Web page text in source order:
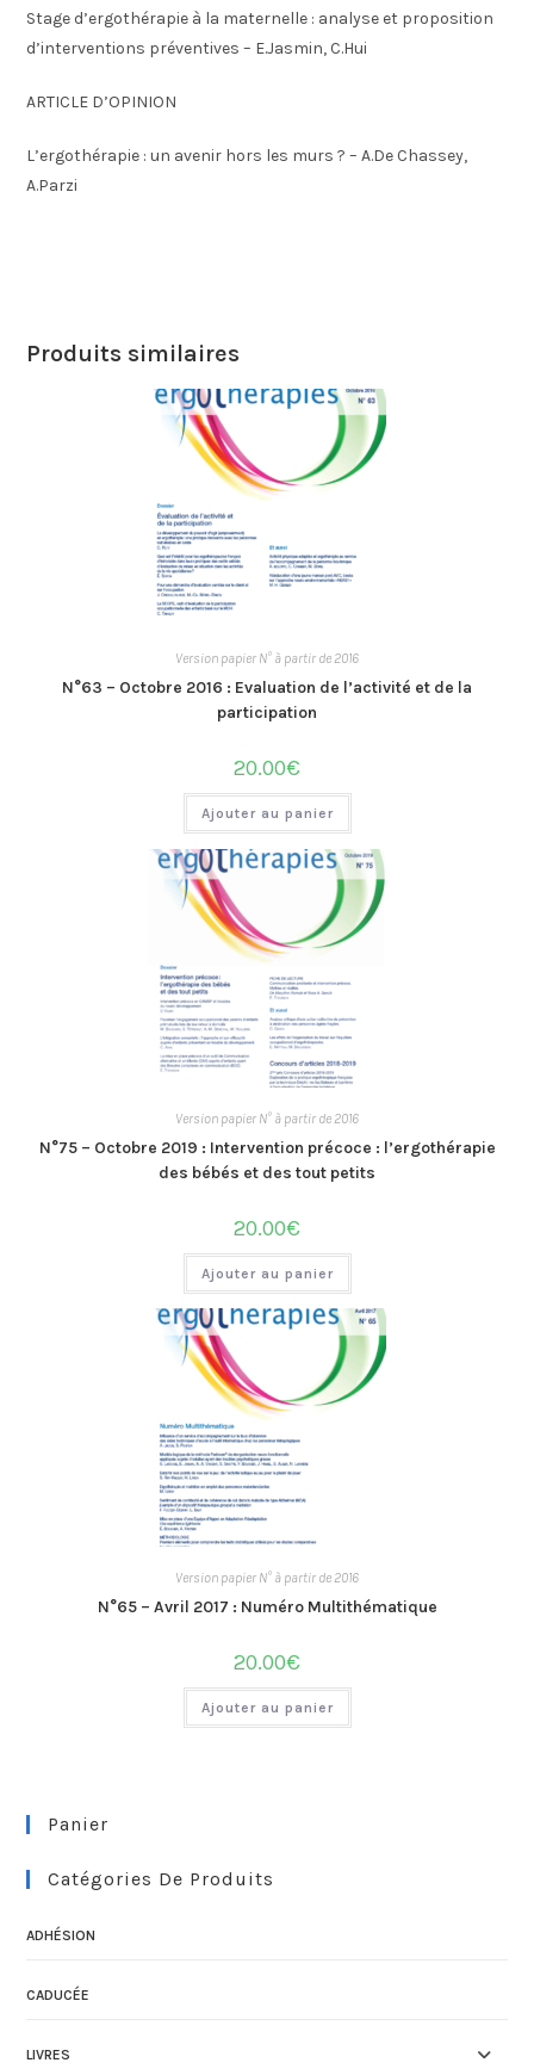
Stage d’ergothérapie à la maternelle : analyse et proposition
d’interventions préventives – E.Jasmin, C.Hui
ARTICLE D’OPINION
L’ergothérapie : un avenir hors les murs ? – A.De Chassey,
A.Parzi
Produits similaires
Version papier N° à partir de 2016
N°63 – Octobre 2016 : Evaluation de l’activité et de la
participation
20.00€
Ajouter au panier
Version papier N° à partir de 2016
N°75 – Octobre 2019 : Intervention précoce : l’ergothérapie
des bébés et des tout petits
20.00€
Ajouter au panier
Version papier N° à partir de 2016
N°65 – Avril 2017 : Numéro Multithématique
20.00€
Ajouter au panier
Panier
Catégories De Produits
ADHÉSION
CADUCÉE
LIVRES